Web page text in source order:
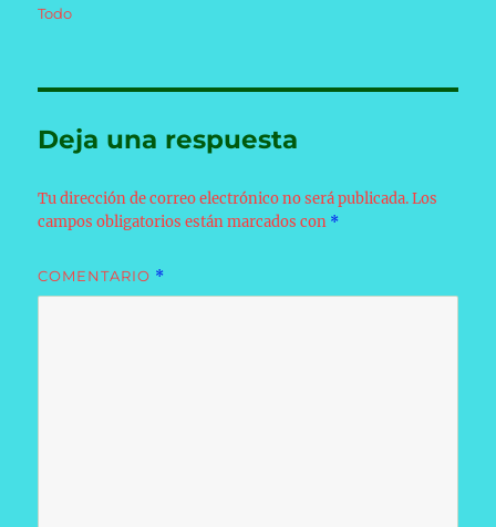
Todo
Deja una respuesta
Tu dirección de correo electrónico no será publicada. Los
campos obligatorios están marcados con *
COMENTARIO *